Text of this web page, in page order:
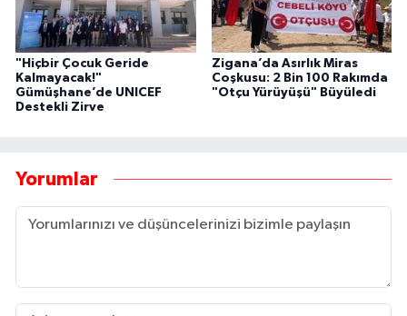
"Hiçbir Çocuk Geride
Kalmayacak!"
Gümüşhane’de UNICEF
Destekli Zirve
Zigana’da Asırlık Miras
Coşkusu: 2 Bin 100 Rakımda
"Otçu Yürüyüşü" Büyüledi
Yorumlar